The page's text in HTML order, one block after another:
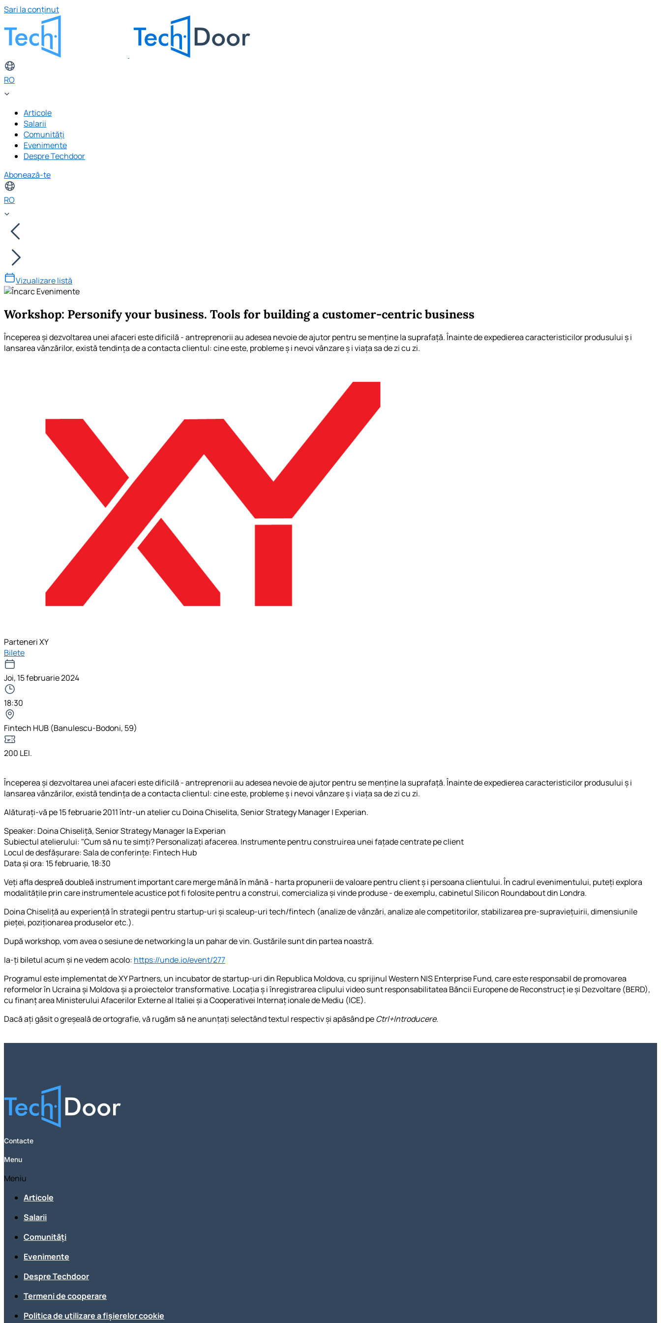
Sari la conținut
RO
Articole
Salarii
Comunități
Evenimente
Despre Techdoor
Abonează-te
RO
Vizualizare listă
Workshop: Personify your business. Tools for building a customer-centric business
Începerea și dezvoltarea unei afaceri este dificilă - antreprenorii au adesea nevoie de ajutor pentru se menține la suprafață. Înainte de expedierea caracteristicilor produsului ș i
lansarea vânzărilor, există tendința de a contacta clientul: cine este, probleme ș i nevoi vânzare ș i viața sa de zi cu zi.
Parteneri XY
Bilete
Joi, 15 februarie 2024
18:30
Fintech HUB (Banulescu-Bodoni, 59)
200 LEI.
Începerea și dezvoltarea unei afaceri este dificilă - antreprenorii au adesea nevoie de ajutor pentru se menține la suprafață. Înainte de expedierea caracteristicilor produsului ș i
lansarea vânzărilor, există tendința de a contacta clientul: cine este, probleme ș i nevoi vânzare ș i viața sa de zi cu zi.
Alăturați-vă pe 15 februarie 2011 într-un atelier cu Doina Chiselita, Senior Strategy Manager | Experian.
Speaker: Doina Chiseliță, Senior Strategy Manager la Experian
Subiectul atelierului: "Cum să nu te simți? Personalizați afacerea. Instrumente pentru construirea unei fațade centrate pe client
Locul de desfășurare: Sala de conferințe: Fintech Hub
Data și ora: 15 februarie, 18:30
Veți afla despreă doubleă instrument important care merge mână în mână - harta propunerii de valoare pentru client ș i persoana clientului. În cadrul evenimentului, puteți explora
modalitățile prin care instrumentele acustice pot fi folosite pentru a construi, comercializa și vinde produse - de exemplu, cabinetul Silicon Roundabout din Londra.
Doina Chiseliță au experiență în strategii pentru startup-uri și scaleup-uri tech/fintech (analize de vânzări, analize ale competitorilor, stabilizarea pre-supraviețuirii, dimensiunile
pieței, poziționarea produselor etc.).
După workshop, vom avea o sesiune de networking la un pahar de vin. Gustările sunt din partea noastră.
Ia-ți biletul acum și ne vedem acolo: https://unde.io/event/277
Programul este implementat de XY Partners, un incubator de startup-uri din Republica Moldova, cu sprijinul Western NIS Enterprise Fund, care este responsabil de promovarea
reformelor în Ucraina și Moldova și a proiectelor transformative. Locația ș i înregistrarea clipului video sunt responsabilitatea Băncii Europene de Reconstrucț ie și Dezvoltare (BERD),
cu finanț area Ministerului Afacerilor Externe al Italiei și a Cooperativei Internaț ionale de Mediu (ICE).
Dacă ați găsit o greșeală de ortografie, vă rugăm să ne anunțați selectând textul respectiv și apăsând peCtrl+Introducere.
Contacte
Menu
Meniu
Articole
Salarii
Comunități
Evenimente
Despre Techdoor
Termeni de cooperare
Politica de utilizare a fișierelor cookie